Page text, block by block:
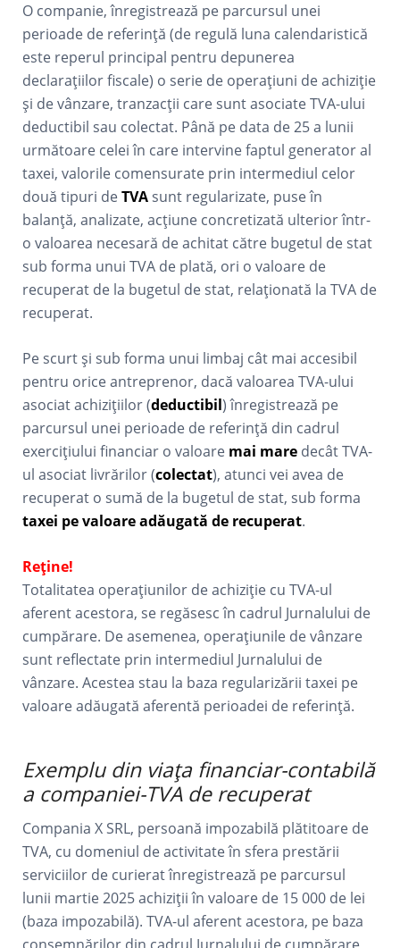
O companie, înregistrează pe parcursul unei
perioade de referință (de regulă luna calendaristică
este reperul principal pentru depunerea
declarațiilor fiscale) o serie de operațiuni de achiziție
și de vânzare, tranzacții care sunt asociate TVA-ului
deductibil sau colectat. Până pe data de 25 a lunii
următoare celei în care intervine faptul generator al
taxei, valorile comensurate prin intermediul celor
două tipuri deTVAsunt regularizate, puse în
balanță, analizate, acțiune concretizată ulterior într-
o valoarea necesară de achitat către bugetul de stat
sub forma unui TVA de plată, ori o valoare de
recuperat de la bugetul de stat, relaționată la TVA de
recuperat.
Pe scurt și sub forma unui limbaj cât mai accesibil
pentru orice antreprenor, dacă valoarea TVA-ului
asociat achizițiilor (deductibil) înregistrează pe
parcursul unei perioade de referință din cadrul
exercițiului financiar o valoare mai mare decât TVA-
ul asociat livrărilor (colectat), atunci vei avea de
recuperat o sumă de la bugetul de stat, sub forma
taxei pe valoare adăugată de recuperat.
Reține!
Totalitatea operațiunilor de achiziție cu TVA-ul
aferent acestora, se regăsesc în cadrul Jurnalului de
cumpărare. De asemenea, operațiunile de vânzare
sunt reflectate prin intermediul Jurnalului de
vânzare. Acestea stau la baza regularizării taxei pe
valoare adăugată aferentă perioadei de referință.
Exemplu din viața financiar-contabilă
a companiei-TVA de recuperat
Compania X SRL, persoană impozabilă plătitoare de
TVA, cu domeniul de activitate în sfera prestării
serviciilor de curierat înregistrează pe parcursul
lunii martie 2025 achiziții în valoare de 15 000 de lei
(baza impozabilă). TVA-ul aferent acestora, pe baza